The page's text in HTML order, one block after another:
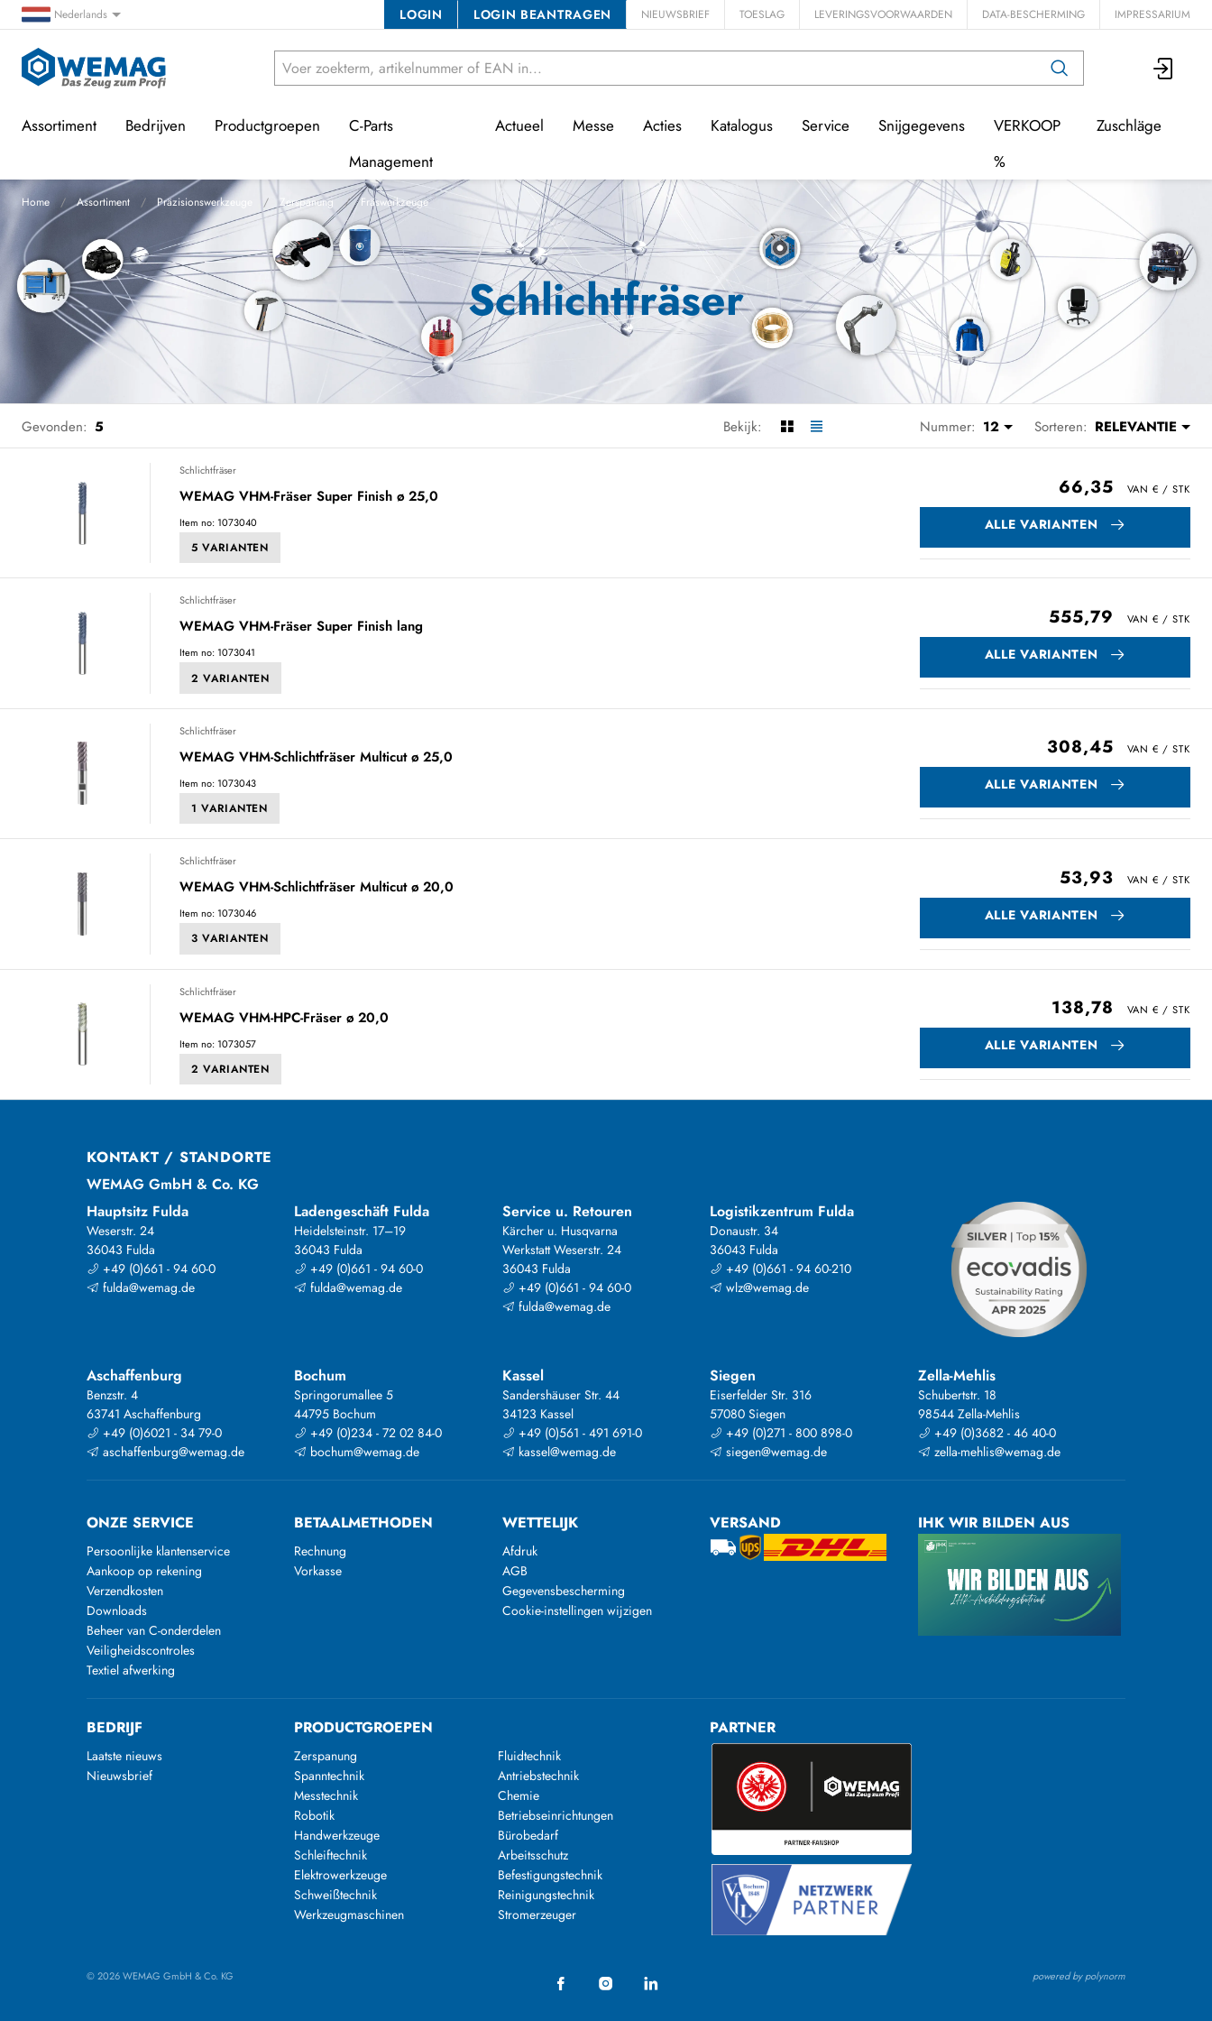
Nederlands LOGIN LOGIN BEANTRAGEN NIEUWSBRIEF TOESLAG LEVERINGSVOORWAARDEN DATA-BESCHERMING IMPRESSARIUM
Assortiment Bedrijven Productgroepen
C-Parts
Management
Actueel Messe Acties Katalogus Service Snijgegevens
VERKOOP
%
Zuschläge
Home Assortiment Präzisionswerkzeuge Zerspanung Fräswerkzeuge
Schlichtfräser
Gevonden: 5 Bekijk: Nummer: 12 Sorteren: RELEVANTIE
Schlichtfräser
WEMAG VHM-Fräser Super Finish ø 25,0
Item no: 1073040
5 VARIANTEN
66,35
ALLE VARIANTEN
Schlichtfräser
WEMAG VHM-Fräser Super Finish lang
Item no: 1073041
2 VARIANTEN
555,79
ALLE VARIANTEN
Schlichtfräser
WEMAG VHM-Schlichtfräser Multicut ø 25,0
Item no: 1073043
1 VARIANTEN
308,45
ALLE VARIANTEN
Schlichtfräser
WEMAG VHM-Schlichtfräser Multicut ø 20,0
Item no: 1073046
3 VARIANTEN
53,93
ALLE VARIANTEN
Schlichtfräser
WEMAG VHM-HPC-Fräser ø 20,0
Item no: 1073057
2 VARIANTEN
138,78
ALLE VARIANTEN
KONTAKT / STANDORTE
WEMAG GmbH & Co. KG
Hauptsitz Fulda
Weserstr. 24
36043 Fulda
+49 (0)661 - 94 60-0
fulda@wemag.de
Ladengeschäft Fulda
Heidelsteinstr. 17–19
36043 Fulda
+49 (0)661 - 94 60-0
fulda@wemag.de
Service u. Retouren
Kärcher u. Husqvarna
Werkstatt Weserstr. 24
36043 Fulda
+49 (0)661 - 94 60-0
fulda@wemag.de
Logistikzentrum Fulda
Donaustr. 34
36043 Fulda
+49 (0)661 - 94 60-210
wlz@wemag.de
Aschaffenburg
Benzstr. 4
63741 Aschaffenburg
+49 (0)6021 - 34 79-0
aschaffenburg@wemag.de
Bochum
Springorumallee 5
44795 Bochum
+49 (0)234 - 72 02 84-0
bochum@wemag.de
Kassel
Sandershäuser Str. 44
34123 Kassel
+49 (0)561 - 491 691-0
kassel@wemag.de
Siegen
Eiserfelder Str. 316
57080 Siegen
+49 (0)271 - 800 898-0
siegen@wemag.de
Zella-Mehlis
Schubertstr. 18
98544 Zella-Mehlis
+49 (0)3682 - 46 40-0
zella-mehlis@wemag.de
ONZE SERVICE
Persoonlijke klantenservice
Aankoop op rekening
Verzendkosten
Downloads
Beheer van C-onderdelen
Veiligheidscontroles
Textiel afwerking
BETAALMETHODEN
Rechnung
Vorkasse
WETTELIJK
Afdruk
AGB
Gegevensbescherming
Cookie-instellingen wijzigen
VERSAND IHK WIR BILDEN AUS
BEDRIJF
Laatste nieuws
Nieuwsbrief
PRODUCTGROEPEN
Zerspanung
Spanntechnik
Messtechnik
Robotik
Handwerkzeuge
Schleiftechnik
Elektrowerkzeuge
Schweißtechnik
Werkzeugmaschinen
Fluidtechnik
Antriebstechnik
Chemie
Betriebseinrichtungen
Bürobedarf
Arbeitsschutz
Befestigungstechnik
Reinigungstechnik
Stromerzeuger
PARTNER
© 2026 WEMAG GmbH & Co. KG powered by polynorm